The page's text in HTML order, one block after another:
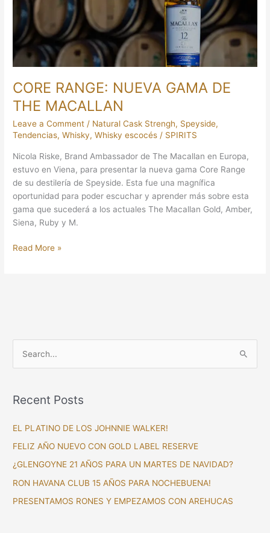
CORE RANGE: NUEVA GAMA DE
THE MACALLAN
Leave a Comment / Natural Cask Strengh, Speyside,
Tendencias,Whisky,Whisky escocés / SPIRITS
Nicola Riske, Brand Ambassador de The Macallan en Europa,
estuvo en Viena, para presentar la nueva gama Core Range
de su destilería de Speyside. Esta fue una magnífica
oportunidad para poder escuchar y aprender más sobre esta
gama que sucederá a los actuales The Macallan Gold, Amber,
Siena, Ruby y M.
THE
MACALLAN
Read More »
r
o
r
:
Recent Posts
EL PLATINO DE LOS JOHNNIE WALKER!
FELIZ AÑO NUEVO CON GOLD LABEL RESERVE
¿GLENGOYNE 21 AÑOS PARA UN MARTES DE NAVIDAD?
RON HAVANA CLUB 15 AÑOS PARA NOCHEBUENA!
PRESENTAMOS RONES Y EMPEZAMOS CON AREHUCAS